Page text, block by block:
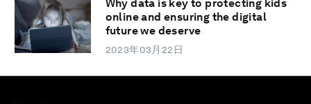
Why data is key to protecting kids
online and ensuring the digital
future we deserve
2023年03月22日